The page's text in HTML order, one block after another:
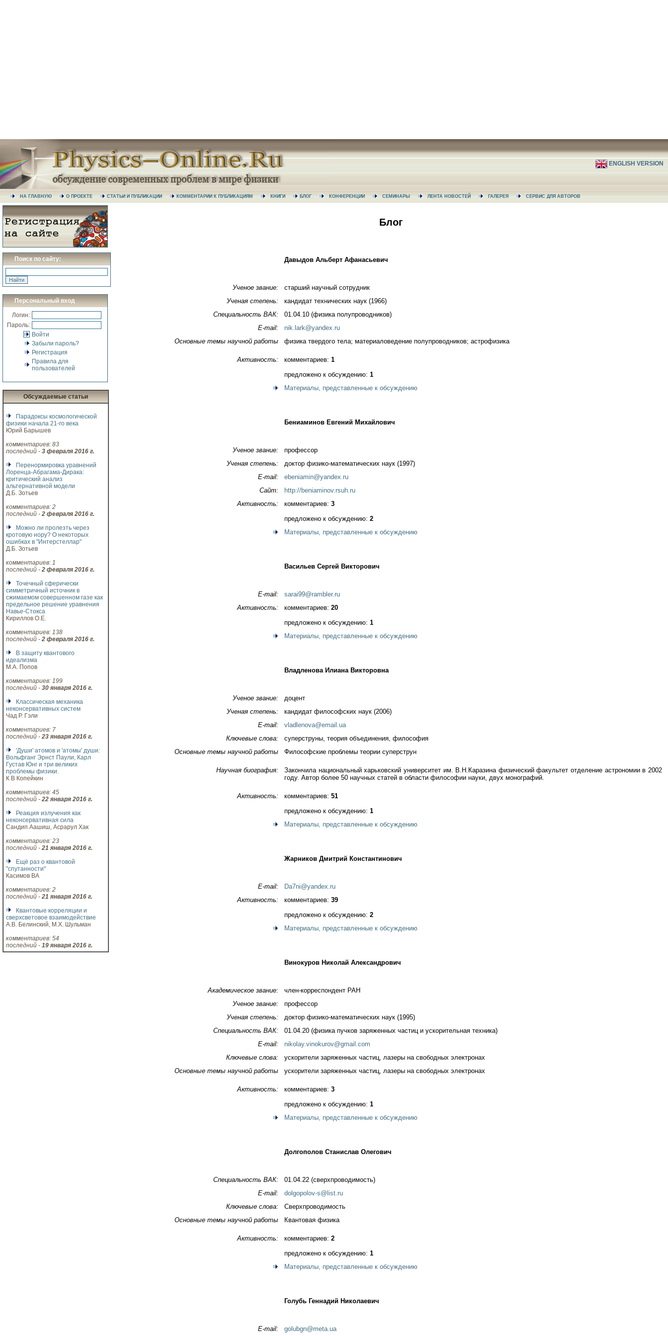
ENGLISH VERSION
НА ГЛАВНУЮ О ПРОЕКТЕ СТАТЬИ И ПУБЛИКАЦИИ КОММЕНТАРИИ К ПУБЛИКАЦИЯМ КНИГИ БЛОГ КОНФЕРЕНЦИИ СЕМИНАРЫ ЛЕНТА НОВОСТЕЙ ГАЛЕРЕЯ СЕРВИС ДЛЯ АВТОРОВ
Блог
Поиск по сайту:
Персональный вход
Логин:
Пароль:
Войти
Забыли пароль?
Регистрация
Правила для
пользователей
Обсуждаемые статьи
Парадоксы космологической
физики начала 21-го века
Юрий Барышев
комментариев: 83
последний - 3 февраля 2016 г.
Перенормировка уравнений
Лоренца-Абрагама-Дирака:
критический анализ
альтернативной модели
Д.Б. Зотьев
комментариев: 2
последний - 2 февраля 2016 г.
Можно ли пролезть через
кротовую нору? О некоторых
ошибках в "Интерстеллар"
Д.Б. Зотьев
комментариев: 1
последний - 2 февраля 2016 г.
Точечный сферически
симметричный источник в
сжимаемом совершенном газе как
предельное решение уравнения
Навье-Стокса
Кириллов О.Е.
комментариев: 138
последний - 2 февраля 2016 г.
В защиту квантового
идеализма
М.А. Попов
комментариев: 199
последний - 30 января 2016 г.
Классическая механика
неконсервативных систем
Чад Р. Гэли
комментариев: 7
последний - 23 января 2016 г.
'Души' атомов и 'атомы' души:
Вольфганг Эрнст Паули, Карл
Густав Юнг и три великих
проблемы физики.
К В Копейкин
комментариев: 45
последний - 22 января 2016 г.
Реакция излучения как
неконсервативная сила
Сандип Аашиш, Асрарул Хак
комментариев: 23
последний - 21 января 2016 г.
Ещё раз о квантовой
"спутанности"
Касимов ВА
комментариев: 2
последний - 21 января 2016 г.
Квантовые корреляции и
сверхсветовое взаимодействие
А.В. Белинский, М.Х. Шульман
комментариев: 54
последний - 19 января 2016 г.
Давыдов Альберт Афанасьевич
Ученое звание:
старший научный сотрудник
Ученая степень:
кандидат технических наук (1966)
Специальность ВАК:
01.04.10 (физика полупроводников)
E-mail:
nik.lark@yandex.ru
Основные темы научной работы
физика твердого тела; материаловедение полупроводников; астрофизика
Активность: комментариев: 1
предложено к обсуждению: 1
Материалы, представленные к обсуждению
Бениаминов Евгений Михайлович
Ученое звание:
профессор
Ученая степень:
доктор физико-математических наук (1997)
E-mail:
ebeniamin@yandex.ru
Сайт:
http://beniaminov.rsuh.ru
Активность:
комментариев: 3
предложено к обсуждению: 2
Материалы, представленные к обсуждению
Васильев Сергей Викторович
E-mail:
sarai99@rambler.ru
Активность:
комментариев: 20
предложено к обсуждению: 1
Материалы, представленные к обсуждению
Владленова Илиана Викторовна
Ученое звание:
доцент
Ученая степень:
кандидат философских наук (2006)
E-mail:
vladlenova@email.ua
Ключевые слова:
суперструны, теория объединения, философия
Основные темы научной работы
Философские проблемы теории суперструн
Научная биография:
Закончила национальный харьковский университет им. В.Н.Каразина физический факультет отделение астрономии в 2002
году. Автор более 50 научных статей в области философии науки, двух монографий.
Активность: комментариев: 51
предложено к обсуждению: 1
Материалы, представленные к обсуждению
Жарников Дмитрий Константинович
E-mail:
Da7ni@yandex.ru
Активность:
комментариев: 39
предложено к обсуждению: 2
Материалы, представленные к обсуждению
Винокуров Николай Александрович
Академическое звание:
член-корреспондент РАН
Ученое звание:
профессор
Ученая степень:
доктор физико-математических наук (1995)
Специальность ВАК:
01.04.20 (физика пучков заряженных частиц и ускорительная техника)
E-mail:
nikolay.vinokurov@gmail.com
Ключевые слова:
ускорители заряженных частиц, лазеры на свободных электронах
Основные темы научной работы
ускорители заряженных частиц, лазеры на свободных электронах
Активность: комментариев: 3
предложено к обсуждению: 1
Материалы, представленные к обсуждению
Долгополов Станислав Олегович
Специальность ВАК:
01.04.22 (сверхпроводимость)
E-mail:
dolgopolov-s@list.ru
Ключевые слова:
Сверхпроводимость
Основные темы научной работы
Квантовая физика
Активность: комментариев: 2
предложено к обсуждению: 1
Материалы, представленные к обсуждению
Голубь Геннадий Николаевич
E-mail:
golubgn@meta.ua